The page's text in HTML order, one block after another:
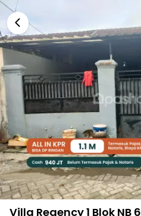
Villa Regency 1 Blok NB 6